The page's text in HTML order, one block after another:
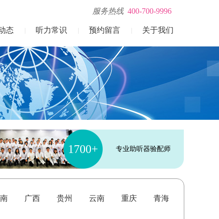
服务热线 400-700-9996
关于我们
预约留言
听力常识
态
1700+ 专业助听器验配师
广西 贵州 云南 重庆 青海